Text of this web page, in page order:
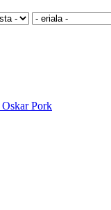
Oskar Pork